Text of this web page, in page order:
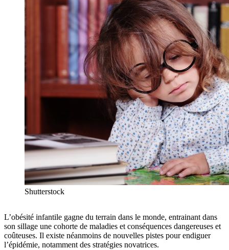
Shutterstock
L’obésité infantile gagne du terrain dans le monde, entrainant dans
son sillage une cohorte de maladies et conséquences dangereuses et
coûteuses. Il existe néanmoins de nouvelles pistes pour endiguer
l’épidémie, notamment des stratégies novatrices.